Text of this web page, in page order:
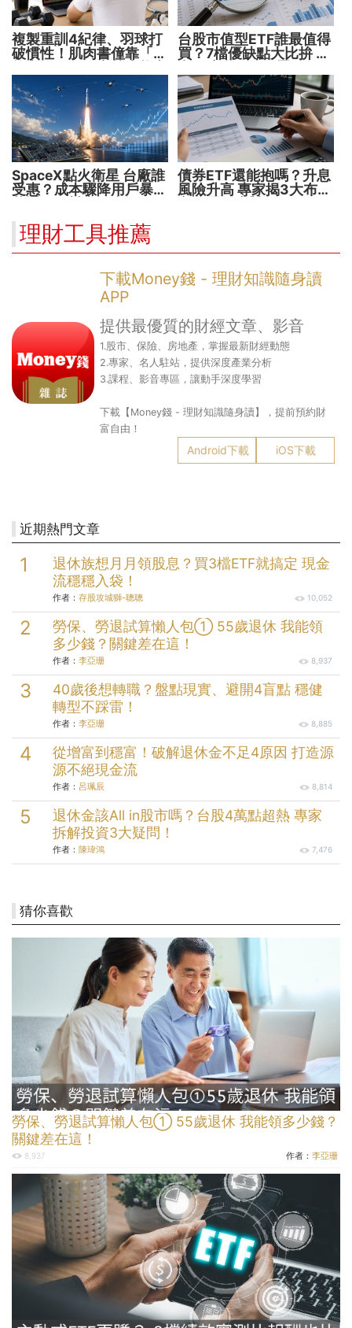
複製重訓4紀律、羽球打
破慣性！肌肉書僮靠「動
台股市值型ETF誰最值得
買？7檔優缺點大比拚 找
SpaceX點火衛星 台廠誰
受惠？成本驟降用戶暴增
債券ETF還能抱嗎？升息
風險升高 專家揭3大布局
理財工具推薦
下載Money錢 - 理財知識隨身讀
APP
提供最優質的財經文章、影音
1.股市、保險、房地產，掌握最新財經動態
2.專家、名人駐站，提供深度產業分析
3.課程、影音專區，讓動手深度學習
下載【Money錢 - 理財知識隨身讀】，提前預約財
富自由！
Android下載 iOS下載
近期熱門文章
退休族想月月領股息？買3檔ETF就搞定 現金
流穩穩入袋！
作者： 存股攻城獅-聰聰 10,052
勞保、勞退試算懶人包① 55歲退休 我能領
多少錢？關鍵差在這！
作者： 李亞珊 8,937
40歲後想轉職？盤點現實、避開4盲點 穩健
轉型不踩雷！
作者： 李亞珊 8,885
從增富到穩富！破解退休金不足4原因 打造源
源不絕現金流
作者： 呂珮辰 8,814
退休金該All in股市嗎？台股4萬點超熱 專家
拆解投資3大疑問！
作者： 陳瑋鴻 7,476
猜你喜歡
勞保、勞退試算懶人包① 55歲退休 我能領多少錢？
關鍵差在這！
8,937 作者： 李亞珊